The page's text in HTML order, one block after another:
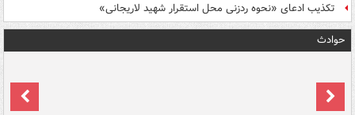
تکذیب ادعای «نحوه ردزنی محل استقرار شهید لاریجانی»
حوادث